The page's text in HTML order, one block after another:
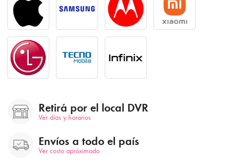
Retirá por el local DVR
Ver días y horarios
Envíos a todo el país
Ver costo apróximado